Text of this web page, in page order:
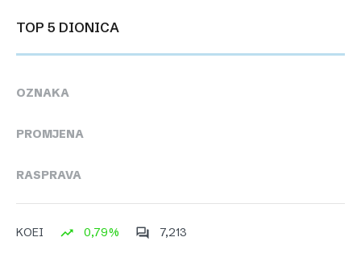
TOP 5 DIONICA
OZNAKA
PROMJENA
RASPRAVA
KOEI 0,79% 7,213